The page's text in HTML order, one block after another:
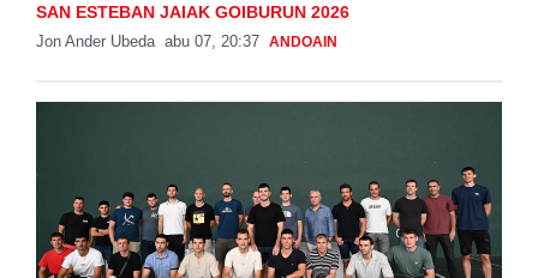
SAN ESTEBAN JAIAK GOIBURUN 2026
Jon Ander Ubeda abu 07, 20:37 ANDOAIN